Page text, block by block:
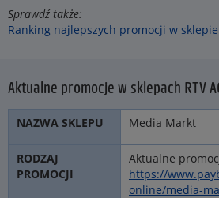
Sprawdź także:
Ranking najlepszych promocji w sklepie
Aktualne promocje w sklepach RTV
Media Markt
Aktualne
https://
online/media-